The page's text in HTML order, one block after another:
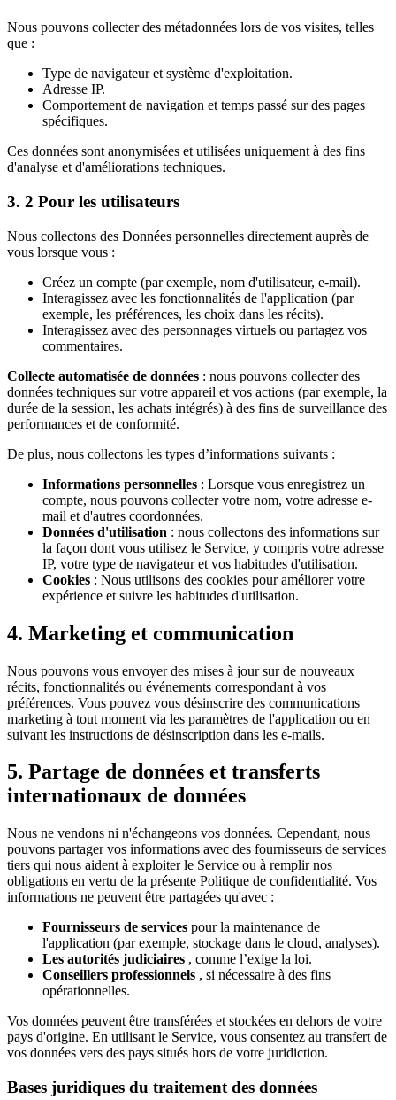
Nous pouvons collecter des métadonnées lors de vos visites, telles
que :
Type de navigateur et système d'exploitation.
Adresse IP.
Comportement de navigation et temps passé sur des pages
spécifiques.
Ces données sont anonymisées et utilisées uniquement à des fins
d'analyse et d'améliorations techniques.
3. 2 Pour les utilisateurs
Nous collectons des Données personnelles directement auprès de
vous lorsque vous :
Créez un compte (par exemple, nom d'utilisateur, e-mail).
Interagissez avec les fonctionnalités de l'application (par
exemple, les préférences, les choix dans les récits).
Interagissez avec des personnages virtuels ou partagez vos
commentaires.
Collecte automatisée de données : nous pouvons collecter des
données techniques sur votre appareil et vos actions (par exemple, la
durée de la session, les achats intégrés) à des fins de surveillance des
performances et de conformité.
De plus, nous collectons les types d’informations suivants :
Informations personnelles : Lorsque vous enregistrez un
compte, nous pouvons collecter votre nom, votre adresse e-
mail et d'autres coordonnées.
Données d'utilisation : nous collectons des informations sur
la façon dont vous utilisez le Service, y compris votre adresse
IP, votre type de navigateur et vos habitudes d'utilisation.
Cookies : Nous utilisons des cookies pour améliorer votre
expérience et suivre les habitudes d'utilisation.
4. Marketing et communication
Nous pouvons vous envoyer des mises à jour sur de nouveaux
récits, fonctionnalités ou événements correspondant à vos
préférences. Vous pouvez vous désinscrire des communications
marketing à tout moment via les paramètres de l'application ou en
suivant les instructions de désinscription dans les e-mails.
5. Partage de données et transferts
internationaux de données
Nous ne vendons ni n'échangeons vos données. Cependant, nous
pouvons partager vos informations avec des fournisseurs de services
tiers qui nous aident à exploiter le Service ou à remplir nos
obligations en vertu de la présente Politique de confidentialité. Vos
informations ne peuvent être partagées qu'avec :
Fournisseurs de services pour la maintenance de
l'application (par exemple, stockage dans le cloud, analyses).
Les autorités judiciaires , comme l’exige la loi.
Conseillers professionnels , si nécessaire à des fins
opérationnelles.
Vos données peuvent être transférées et stockées en dehors de votre
pays d'origine. En utilisant le Service, vous consentez au transfert de
vos données vers des pays situés hors de votre juridiction.
Bases juridiques du traitement des données